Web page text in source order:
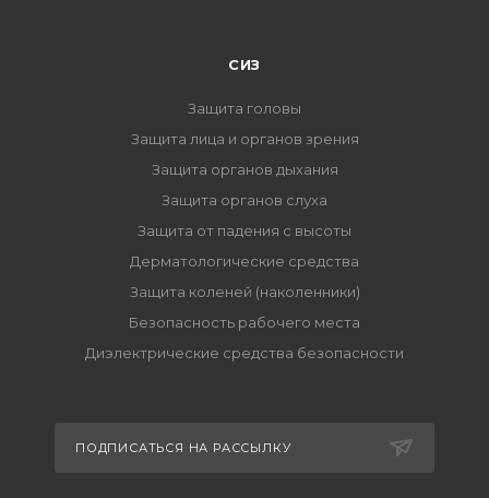
СИЗ
Защита головы
Защита лица и органов зрения
Защита органов дыхания
Защита органов слуха
Защита от падения с высоты
Дерматологические средства
Защита коленей (наколенники)
Безопасность рабочего места
Диэлектрические средства безопасности
ПОДПИСАТЬСЯ НА РАССЫЛКУ